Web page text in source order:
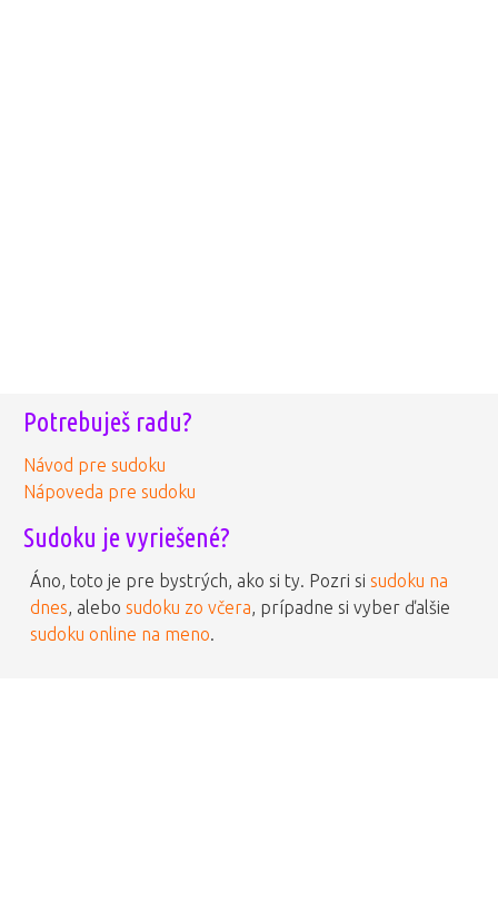
Potrebuješ radu?
Návod pre sudoku
Nápoveda pre sudoku
Sudoku je vyriešené?
Áno, toto je pre bystrých, ako si ty. Pozri si sudoku na
dnes , alebo sudoku zo včera , prípadne si vyber ďalšie
sudoku online na meno